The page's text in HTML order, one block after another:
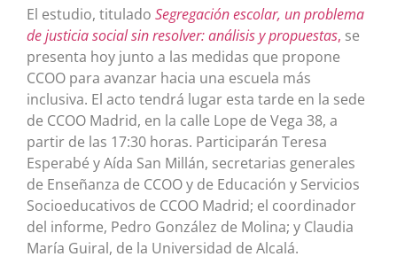
El estudio, titulado Segregación escolar, un problema
de justicia social sin resolver: análisis y propuestas, se
presenta hoy junto a las medidas que propone
CCOO para avanzar hacia una escuela más
inclusiva. El acto tendrá lugar esta tarde en la sede
de CCOO Madrid, en la calle Lope de Vega 38, a
partir de las 17:30 horas. Participarán Teresa
Esperabé y Aída San Millán, secretarias generales
de Enseñanza de CCOO y de Educación y Servicios
Socioeducativos de CCOO Madrid; el coordinador
del informe, Pedro González de Molina; y Claudia
María Guiral, de la Universidad de Alcalá.